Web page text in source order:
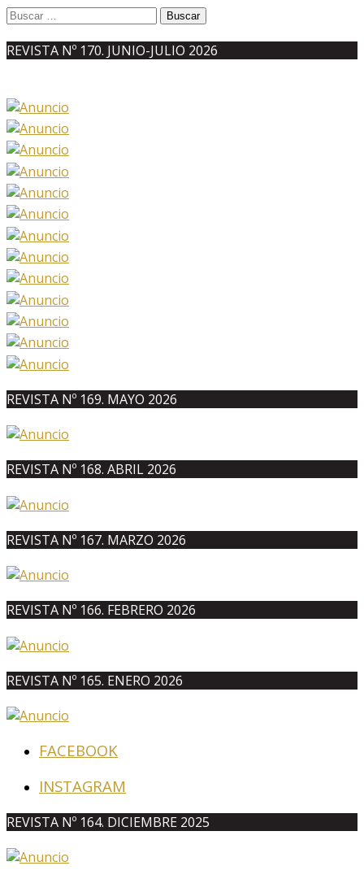
Buscar:
REVISTA Nº 170. JUNIO-JULIO 2026
REVISTA Nº 169. MAYO 2026
REVISTA Nº 168. ABRIL 2026
REVISTA Nº 167. MARZO 2026
REVISTA Nº 166. FEBRERO 2026
REVISTA Nº 165. ENERO 2026
FACEBOOK
INSTAGRAM
REVISTA Nº 164. DICIEMBRE 2025